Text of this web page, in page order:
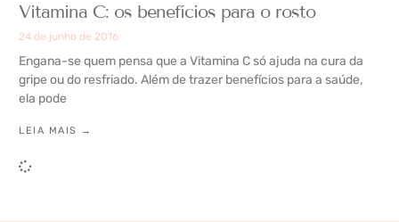
Vitamina C: os benefícios para o rosto
24 de junho de 2016
Engana-se quem pensa que a Vitamina C só ajuda na cura da
gripe ou do resfriado. Além de trazer benefícios para a saúde,
ela pode
LEIA MAIS →